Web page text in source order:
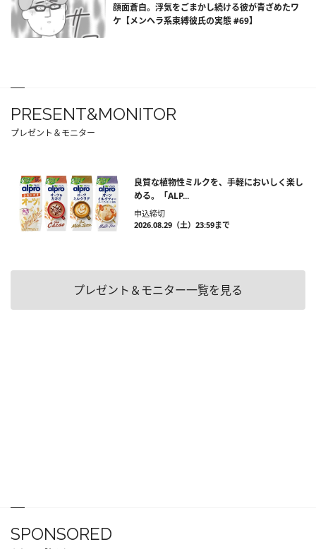
顔面蒼白。浮気をごまかし続ける彼が青ざめたワ
ケ【メンヘラ系束縛彼氏の実態 #69】
PRESENT&MONITOR
プレゼント＆モニター
良質な植物性ミルクを、手軽においしく楽し
める。「ALP...
申込締切
2026.08.29（土）23:59まで
プレゼント＆モニター一覧を見る
SPONSORED